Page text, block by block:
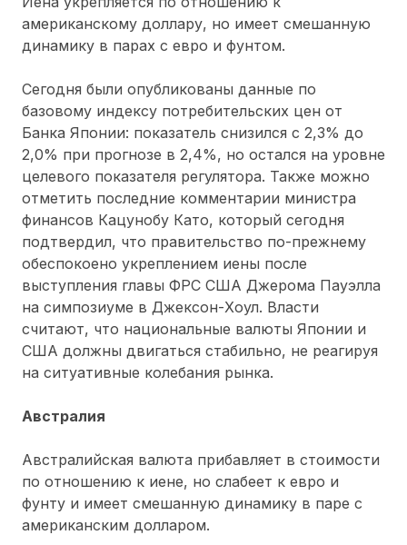
американскому доллару, но имеет смешанную
динамику в парах с евро и фунтом.
Сегодня были опубликованы данные по
базовому индексу потребительских цен от
Банка Японии: показатель снизился с 2,3% до
2,0% при прогнозе в 2,4%, но остался на уровне
целевого показателя регулятора. Также можно
отметить последние комментарии министра
финансов Кацунобу Като, который сегодня
подтвердил, что правительство по-прежнему
обеспокоено укреплением иены после
выступления главы ФРС США Джерома Пауэлла
на симпозиуме в Джексон-Хоул. Власти
считают, что национальные валюты Японии и
США должны двигаться стабильно, не реагируя
на ситуативные колебания рынка.
Австралия
Австралийская валюта прибавляет в стоимости
по отношению к иене, но слабеет к евро и
фунту и имеет смешанную динамику в паре с
американским долларом.